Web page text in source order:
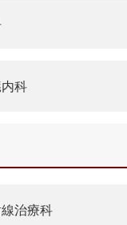
科
治療科